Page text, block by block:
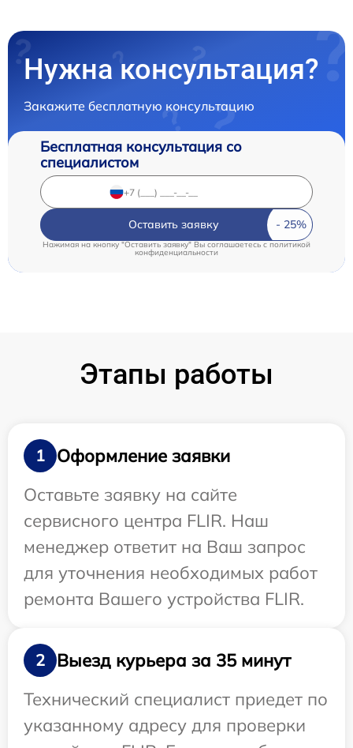
Нужна консультация?
Закажите бесплатную консультацию
Бесплатная консультация со
специалистом
Оставить заявку
Нажимая на кнопку "Оставить заявку" Вы соглашаетесь c политикой
конфиденциальности
Этапы работы
1
Оформление заявки
Оставьте заявку на сайте
сервисного центра FLIR. Наш
менеджер ответит на Ваш запрос
для уточнения необходимых работ
ремонта Вашего устройства FLIR.
2
Выезд курьера за 35 минут
Технический специалист приедет по
указанному адресу для проверки